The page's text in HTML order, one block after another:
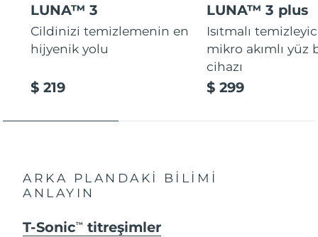
LUNA™ 3
Cildinizi temizlemenin en
hijyenik yolu
$ 219
LUNA™ 3 plus
Isıtmalı
mikro akımlı yüz
cihazı
$ 299
ARKA PLANDAKİ BİLİMİ
ANLAYIN
T-SonicTM titreşimler